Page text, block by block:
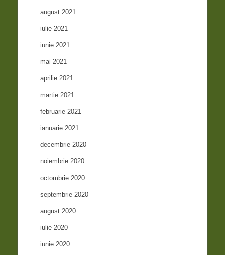
august 2021
iulie 2021
iunie 2021
mai 2021
aprilie 2021
martie 2021
februarie 2021
ianuarie 2021
decembrie 2020
noiembrie 2020
octombrie 2020
septembrie 2020
august 2020
iulie 2020
iunie 2020